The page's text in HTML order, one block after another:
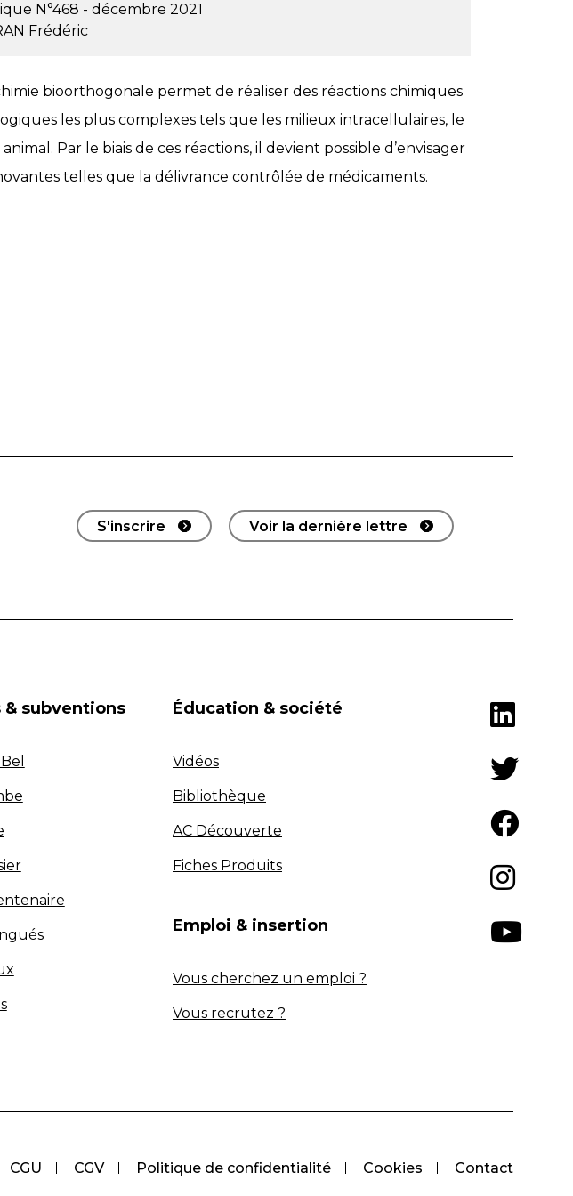
N°468 - décembre 2021
Frédéric
bioorthogonale permet de réaliser des réactions chimiques
les plus complexes tels que les milieux intracellulaires, le
Par le biais de ces réactions, il devient possible d’envisager
telles que la délivrance contrôlée de médicaments.
S'inscrire Voir la dernière lettre
subventions Éducation & société
Vidéos
Bibliothèque
AC Découverte
Fiches Produits
Emploi & insertion
Vous cherchez un emploi ?
Vous recrutez ?
CGU CGV Politique de confidentialité Cookies Contact